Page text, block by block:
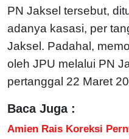
PN Jaksel tersebut,
adanya kasasi, per
Jaksel. Padahal,
oleh JPU melalui PN
pertanggal 22 Maret
Baca Juga :
Amien Rais Koreksi